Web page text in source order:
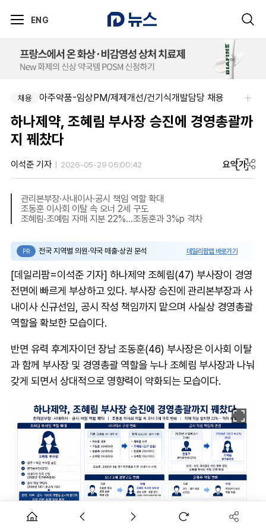
ENG
채용 아주약품-평택공장 제조관리약사 채용(신입우대)
채용 아주약품-임상PM/제제개선/건기식개발담당 채용
하나제약, 조혜림 부사장 승진에 경영총괄까
지 꿰찼다
이석준 기자 2026-05-29 06:00:42 요약가
관리본부장·사내이사·공시 책임 역할 확대
조동훈 이사회 이탈 속 오너 2세 구도
조혜림·조예림 자매 지분 22%…조동훈과 3%p 격차
PR 전국 지역별 의원·약국 매출·상권 분석 데일리팜맵 바로가기
[데일리팜=이석준 기자] 하나제약 조혜림(47) 부사장이 경영
전면에 빠르게 부상하고 있다. 부사장 승진에 관리본부장과 사
내이사 신규선임, 공시 작성 책임까지 맡으며 사실상 경영총괄
역할을 확보한 모습이다.
반면 유력 후계자이던 장남 조동훈(46) 부사장은 이사회 이탈
과 함께 부사장 및 경영총괄 역할을 누나 조혜림 부사장과 나눠
갖게 되면서 상대적으로 영향력이 약화되는 모습이다.